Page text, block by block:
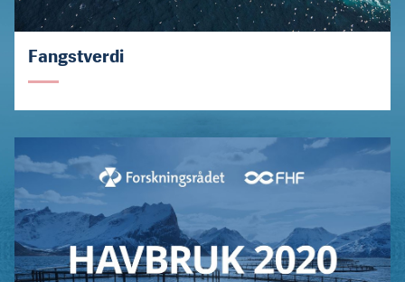
Fangstverdi